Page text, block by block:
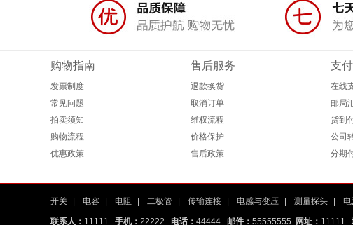
购物指南
发票制度
常见问题
拍卖须知
购物流程
优惠政策
售后服务
退款换货
取消订单
维权流程
价格保护
售后政策
支
在线
邮局
货到
公司
分期
开关 电容 电阻 二极管 传输连接 电感与变压 测量探头
联系人： 11111 手机： 22222 电话： 44444 邮件： 55555555 网址： 11111